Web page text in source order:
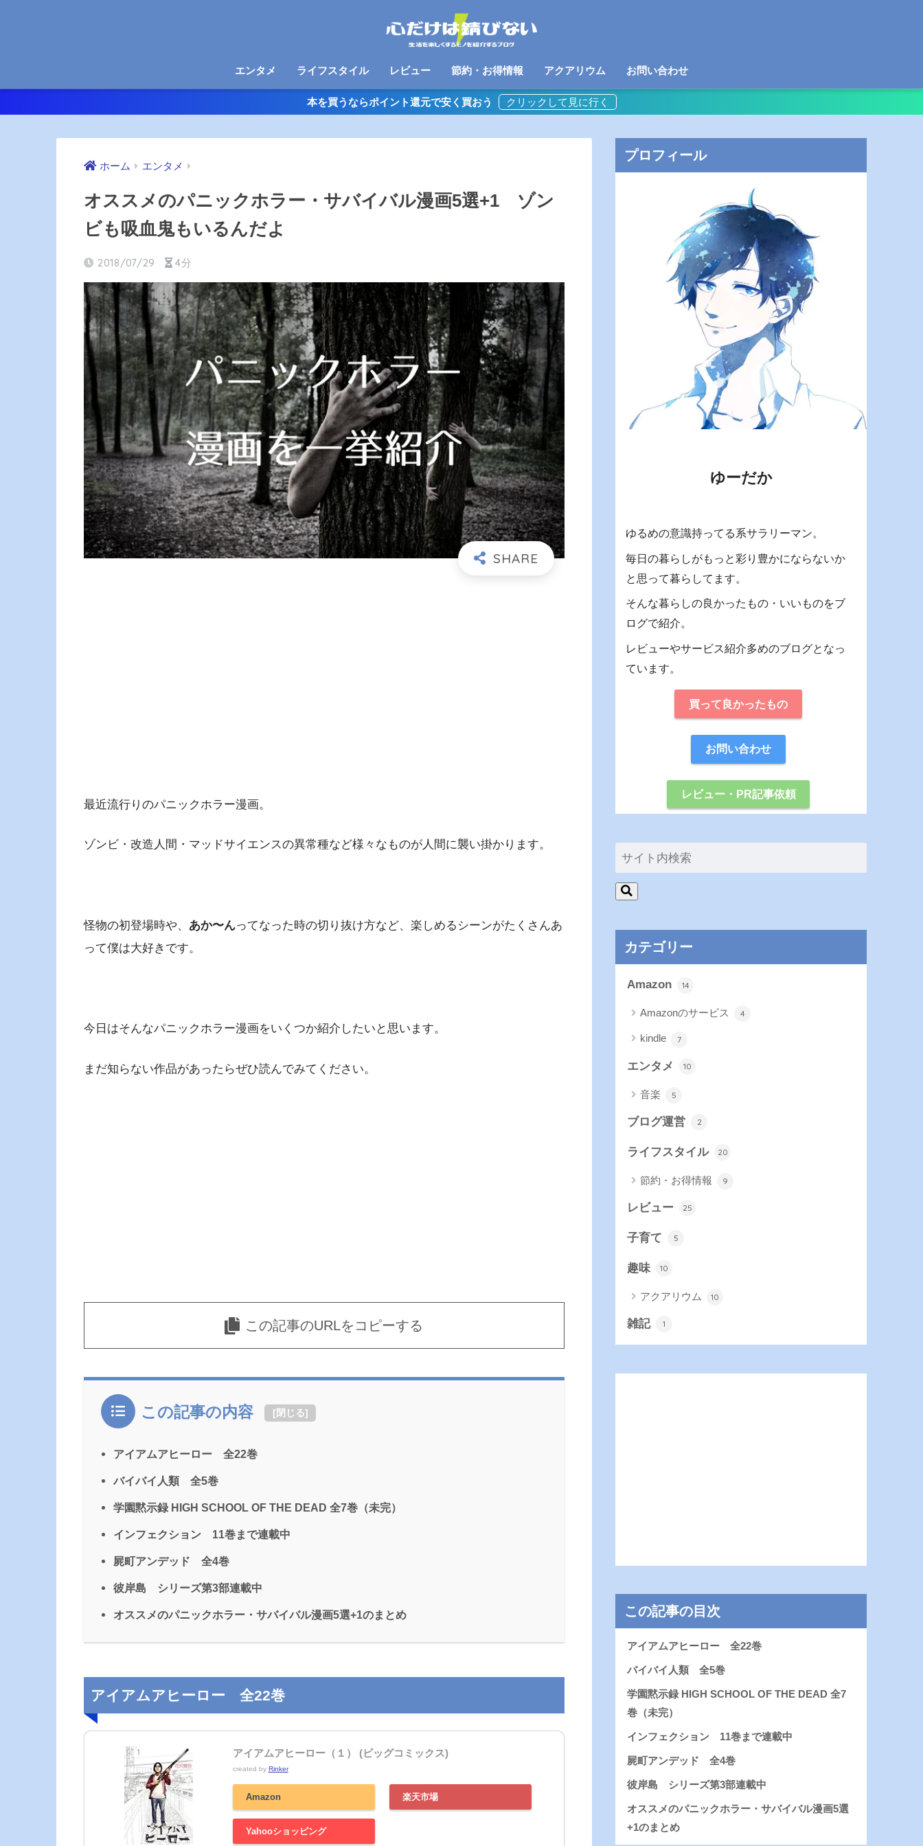
エンタメ ライフスタイル レビュー 節約・お得情報 アクアリウム お問い合わせ
本を買うならポイント還元で安く買おう
ホーム エンタメ
オススメのパニックホラー・サバイバル漫画5選+1 ゾン
ビも吸血鬼もいるんだよ
2018/07/29 4分
最近流行りのパニックホラー漫画。
ゾンビ・改造人間・マッドサイエンスの異常種など様々なものが人間に襲い掛かります。
怪物の初登場時や、 あか〜んってなった時の切り抜け方など、楽しめるシーンがたくさんあ
って僕は大好きです。
今日はそんなパニックホラー漫画をいくつか紹介したいと思います。
まだ知らない作品があったらぜひ読んでみてください。
この記事のURLをコピーする
この記事の内容 [閉じる]
アイアムアヒーロー 全22巻
バイバイ人類 全5巻
学園黙示録 HIGH SCHOOL OF THE DEAD 全7巻（未完）
インフェクション 11巻まで連載中
屍町アンデッド 全4巻
彼岸島 シリーズ第3部連載中
オススメのパニックホラー・サバイバル漫画5選+1のまとめ
アイアムアヒーロー 全22巻
アイアムアヒーロー（１） (ビッグコミックス)
created by Rinker
Amazon 楽天市場
Yahooショッピング
プロフィール
ゆーだか
ゆるめの意識持ってる系サラリーマン。
毎日の暮らしがもっと彩り豊かにならないか
と思って暮らしてます。
そんな暮らしの良かったもの・いいものをブ
ログで紹介。
レビューやサービス紹介多めのブログとなっ
ています。
買って良かったもの
お問い合わせ
レビュー・PR記事依頼
カテゴリー
Amazon 14
Amazonのサービス 4
kindle 7
エンタメ 10
音楽 5
ブログ運営 2
ライフスタイル 20
節約・お得情報 9
レビュー 25
子育て 5
趣味 10
アクアリウム 10
雑記 1
この記事の目次
アイアムアヒーロー 全22巻
バイバイ人類 全5巻
学園黙示録 HIGH SCHOOL OF THE DEAD 全7
巻（未完）
インフェクション 11巻まで連載中
屍町アンデッド 全4巻
彼岸島 シリーズ第3部連載中
オススメのパニックホラー・サバイバル漫画5選
+1のまとめ